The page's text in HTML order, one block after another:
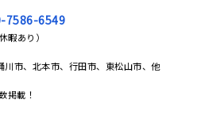
7586-6549
暇あり）
川市、北本市、行田市、東松山市、他
掲載！